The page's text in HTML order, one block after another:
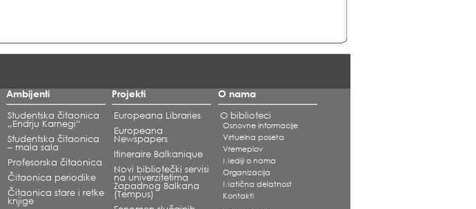
Ambijenti
Studentska čitaonica
„Endrju Karnegi“
Studentska čitaonica
– mala sala
Profesorska čitaonica
Čitaonica periodike
Čitaonica stare i retke
knjige
Projekti
Europeana Libraries
Europeana
Newspapers
Itineraire Balkanique
Novi bibliotečki servisi
na univerzitetima
Zapadnog Balkana
(Tempus)
O nama
O biblioteci
Osnovne informacije
Virtuelna poseta
Vremeplov
Mediji o nama
Organizacija
Matična delatnost
Kontakti